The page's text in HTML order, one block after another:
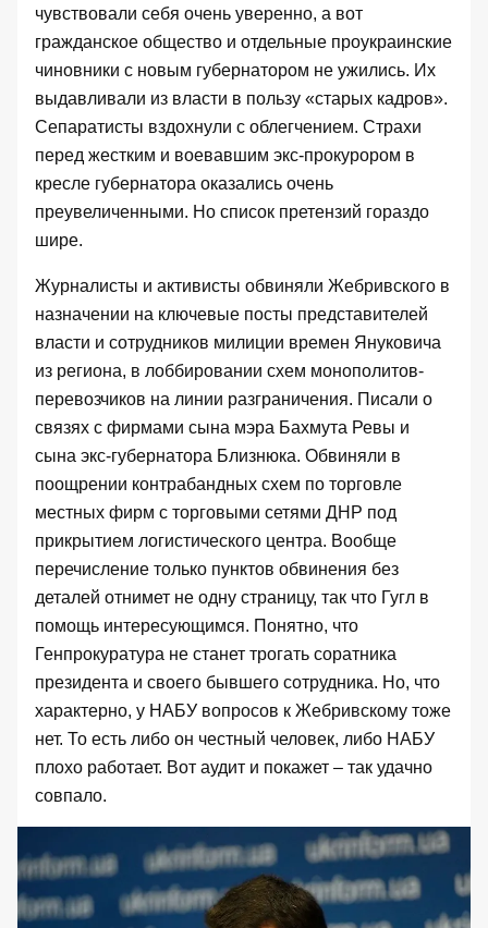
чувствовали себя очень уверенно, а вот
гражданское общество и отдельные проукраинские
чиновники с новым губернатором не ужились. Их
выдавливали из власти в пользу «старых кадров».
Сепаратисты вздохнули с облегчением. Страхи
перед жестким и воевавшим экс-прокурором в
кресле губернатора оказались очень
преувеличенными. Но список претензий гораздо
шире.
Журналисты и активисты обвиняли Жебривского в
назначении на ключевые посты представителей
власти и сотрудников милиции времен Януковича
из региона, в лоббировании схем монополитов-
перевозчиков на линии разграничения. Писали о
связях с фирмами сына мэра Бахмута Ревы и
сына экс-губернатора Близнюка. Обвиняли в
поощрении контрабандных схем по торговле
местных фирм с торговыми сетями ДНР под
прикрытием логистического центра. Вообще
перечисление только пунктов обвинения без
деталей отнимет не одну страницу, так что Гугл в
помощь интересующимся. Понятно, что
Генпрокуратура не станет трогать соратника
президента и своего бывшего сотрудника. Но, что
характерно, у НАБУ вопросов к Жебривскому тоже
нет. То есть либо он честный человек, либо НАБУ
плохо работает. Вот аудит и покажет – так удачно
совпало.